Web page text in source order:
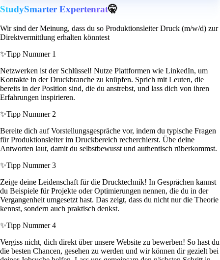
StudySmarter Expertenrat🤫
Wir sind der Meinung, dass du so Produktionsleiter Druck (m/w/d) zur
Direktvermittlung erhalten könntest
✨Tipp Nummer 1
Netzwerken ist der Schlüssel! Nutze Plattformen wie LinkedIn, um
Kontakte in der Druckbranche zu knüpfen. Sprich mit Leuten, die
bereits in der Position sind, die du anstrebst, und lass dich von ihren
Erfahrungen inspirieren.
✨Tipp Nummer 2
Bereite dich auf Vorstellungsgespräche vor, indem du typische Fragen
für Produktionsleiter im Druckbereich recherchierst. Übe deine
Antworten laut, damit du selbstbewusst und authentisch rüberkommst.
✨Tipp Nummer 3
Zeige deine Leidenschaft für die Drucktechnik! In Gesprächen kannst
du Beispiele für Projekte oder Optimierungen nennen, die du in der
Vergangenheit umgesetzt hast. Das zeigt, dass du nicht nur die Theorie
kennst, sondern auch praktisch denkst.
✨Tipp Nummer 4
Vergiss nicht, dich direkt über unsere Website zu bewerben! So hast du
die besten Chancen, gesehen zu werden und wir können dir gezielt bei